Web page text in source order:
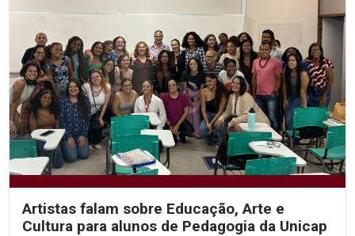
Artistas falam sobre Educação, Arte e
Cultura para alunos de Pedagogia da Unicap